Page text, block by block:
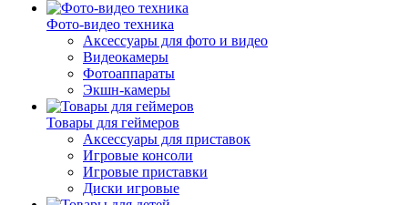
Фото-видео техника
Аксессуары для фото и видео
Видеокамеры
Фотоаппараты
Экшн-камеры
Товары для геймеров
Аксессуары для приставок
Игровые консоли
Игровые приставки
Диски игровые